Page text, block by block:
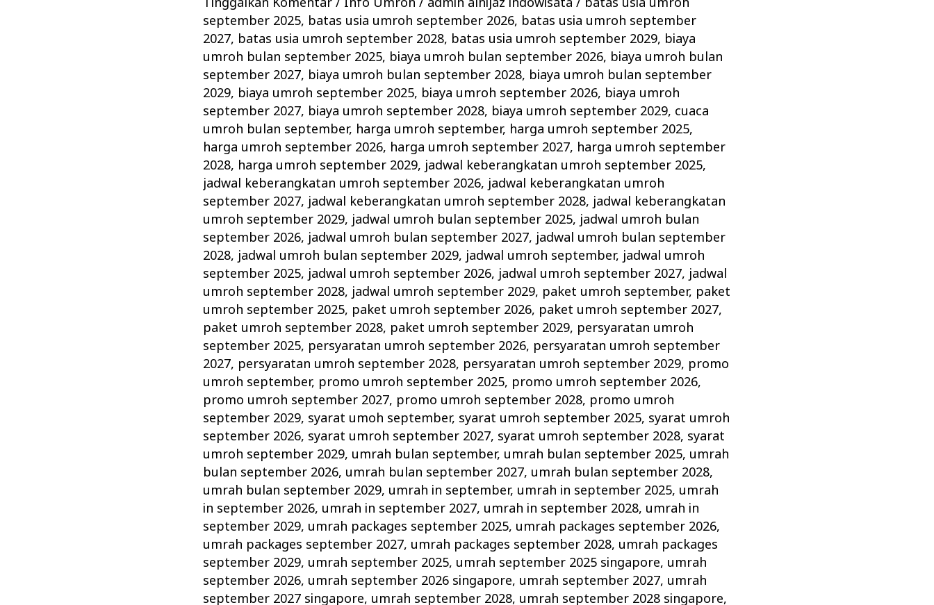
Tinggalkan Komentar / Info Umroh / admin alhijaz indowisata/ batas usia umroh
september 2025, batas usia umroh september 2026, batas usia umroh september
2027, batas usia umroh september 2028, batas usia umroh september 2029, biaya
umroh bulan september 2025, biaya umroh bulan september 2026, biaya umroh bulan
september 2027, biaya umroh bulan september 2028, biaya umroh bulan september
2029, biaya umroh september 2025, biaya umroh september 2026, biaya umroh
september 2027, biaya umroh september 2028, biaya umroh september 2029, cuaca
umroh bulan september, harga umroh september, harga umroh september 2025,
harga umroh september 2026, harga umroh september 2027, harga umroh september
2028, harga umroh september 2029, jadwal keberangkatan umroh september 2025,
jadwal keberangkatan umroh september 2026, jadwal keberangkatan umroh
september 2027, jadwal keberangkatan umroh september 2028, jadwal keberangkatan
umroh september 2029, jadwal umroh bulan september 2025, jadwal umroh bulan
september 2026, jadwal umroh bulan september 2027, jadwal umroh bulan september
2028, jadwal umroh bulan september 2029, jadwal umroh september, jadwal umroh
september 2025, jadwal umroh september 2026, jadwal umroh september 2027, jadwal
umroh september 2028, jadwal umroh september 2029, paket umroh september, paket
umroh september 2025, paket umroh september 2026, paket umroh september 2027,
paket umroh september 2028, paket umroh september 2029, persyaratan umroh
september 2025, persyaratan umroh september 2026, persyaratan umroh september
2027, persyaratan umroh september 2028, persyaratan umroh september 2029, promo
umroh september, promo umroh september 2025, promo umroh september 2026,
promo umroh september 2027, promo umroh september 2028, promo umroh
september 2029, syarat umoh september, syarat umroh september 2025, syarat umroh
september 2026, syarat umroh september 2027, syarat umroh september 2028, syarat
umroh september 2029, umrah bulan september, umrah bulan september 2025, umrah
bulan september 2026, umrah bulan september 2027, umrah bulan september 2028,
umrah bulan september 2029, umrah in september, umrah in september 2025, umrah
in september 2026, umrah in september 2027, umrah in september 2028, umrah in
september 2029, umrah packages september 2025, umrah packages september 2026,
umrah packages september 2027, umrah packages september 2028, umrah packages
september 2029, umrah september 2025, umrah september 2025 singapore, umrah
september 2026, umrah september 2026 singapore, umrah september 2027, umrah
september 2027 singapore, umrah september 2028, umrah september 2028 singapore,
Jamaah
Kenali
Wajib
dan
Larangan
Umroh!